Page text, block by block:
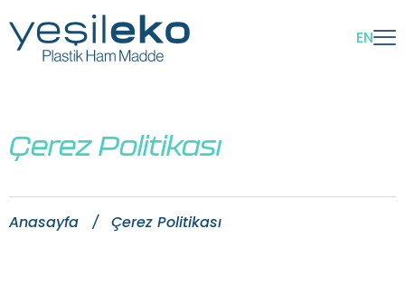
EN
Çerez Politikası
Anasayfa Çerez Politikası